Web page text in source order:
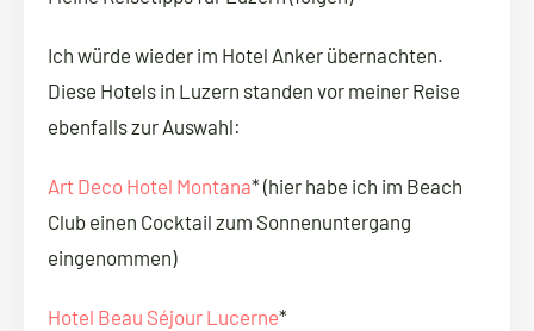
Ich würde wieder im Hotel Anker übernachten.
Diese Hotels in Luzern standen vor meiner Reise
ebenfalls zur Auswahl:
Art Deco Hotel Montana* (hier habe ich im Beach
Club einen Cocktail zum Sonnenuntergang
eingenommen)
Hotel Beau Séjour Lucerne*